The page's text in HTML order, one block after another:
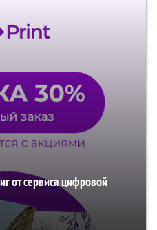
от сервиса цифровой